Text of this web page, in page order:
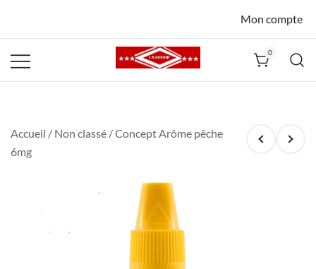
Mon compte
0
Accueil / Non classé / Concept Arôme pêche
6mg